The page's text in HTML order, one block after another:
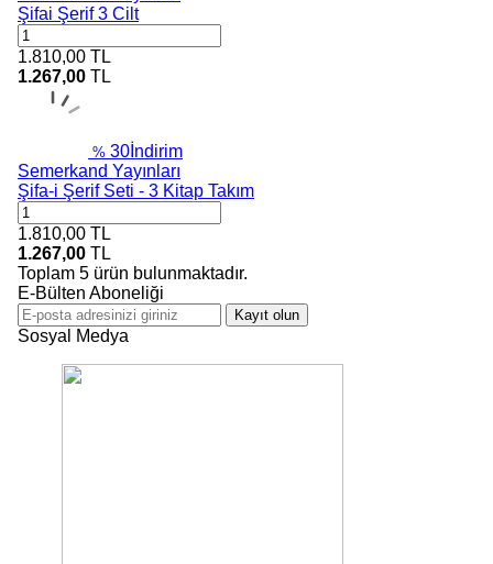
Şifai Şerif 3 Cilt
1.810,00 TL
1.267,00 TL
% 30 İndirim
Semerkand Yayınları
Şifa-i Şerif Seti - 3 Kitap Takım
1.810,00 TL
1.267,00 TL
Toplam 5 ürün bulunmaktadır.
E-Bülten Aboneliği
Kayıt olun
Sosyal Medya